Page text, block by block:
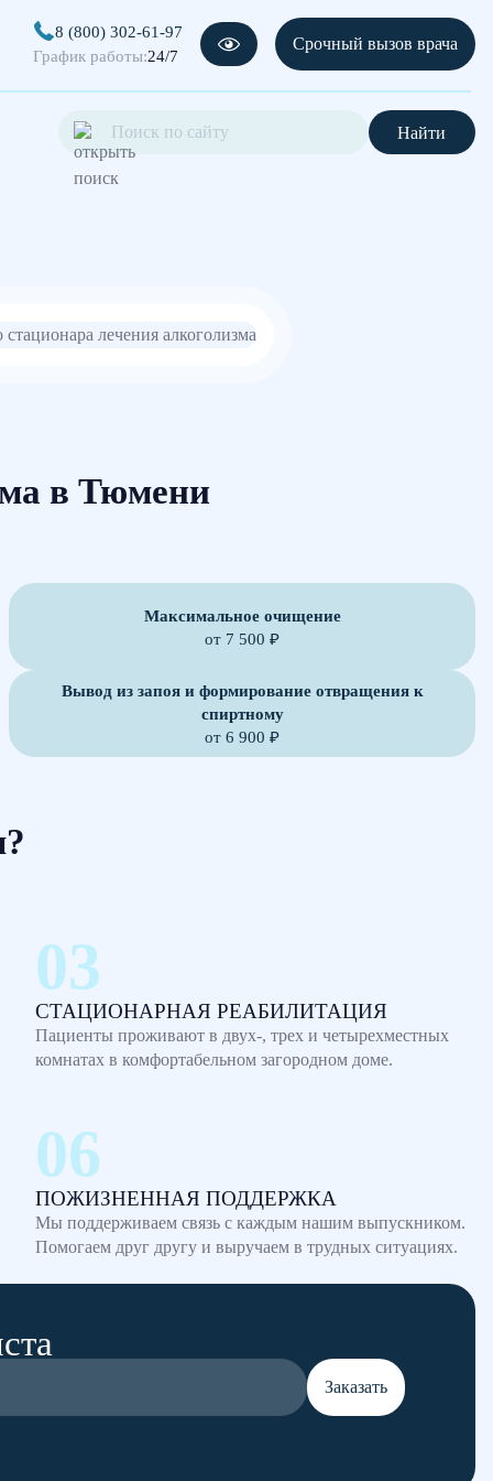
8 (800) 302-61-97
График работы:24/7
Срочный вызов врача
Найти
в Тюмени
Максимальное очищение
от 7 500 ₽
Вывод из запоя и формирование отвращения к
спиртному
от 6 900 ₽
СТАЦИОНАРНАЯ РЕАБИЛИТАЦИЯ
Пациенты проживают в двух-, трех и четырехместных
комнатах в комфортабельном загородном доме.
ПОЖИЗНЕННАЯ ПОДДЕРЖКА
Мы поддерживаем связь с каждым нашим выпускником.
Помогаем друг другу и выручаем в трудных ситуациях.
Заказать